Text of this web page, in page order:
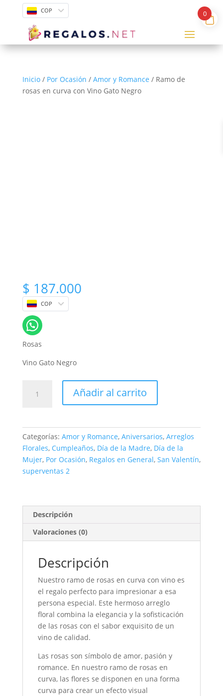
COP
Inicio/ Por Ocasión / Amor y Romance / Ramo de
rosas en curva con Vino Gato Negro
$ 187.000
COP
Rosas
Vino Gato Negro
Gato
Negro
Añadir al carrito
Categorías: Amor y Romance, Aniversarios, Arreglos
Florales, Cumpleaños, Día de la Madre, Día de la
Mujer, Por Ocasión, Regalos en General, San Valentín,
superventas 2
Descripción
Valoraciones (0)
Descripción
Nuestro ramo de rosas en curva con vino es
el regalo perfecto para impresionar a esa
persona especial. Este hermoso arreglo
floral combina la elegancia y la sofisticación
de las rosas con el sabor exquisito de un
vino de calidad.
Las rosas son símbolo de amor, pasión y
romance. En nuestro ramo de rosas en
curva, las flores se disponen en una forma
curva para crear un efecto visual
0